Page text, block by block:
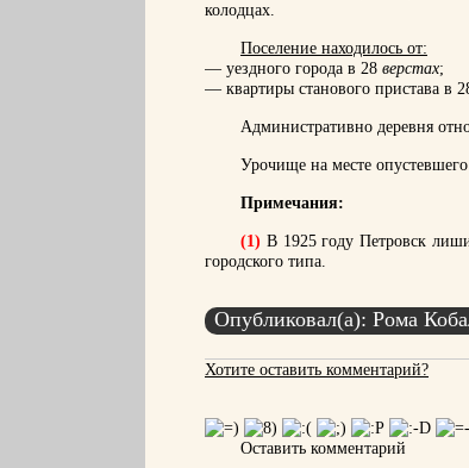
колодцах.
Поселение находилось от:
— уездного города в 28 верстах;
— квартиры станового пристава в
Административно деревня
Урочище на месте
Примечания:
(1) В 1925 году Петровск
городского типа.
Опубликовал(а): Рома
Хотите оставить комментарий?
Оставить комментарий